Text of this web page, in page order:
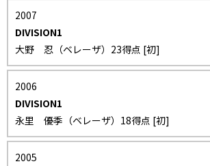
2007
DIVISION1
大野 忍（ベレーザ）23得点 [初]
2006
DIVISION1
永里 優季（ベレーザ）18得点 [初]
2005